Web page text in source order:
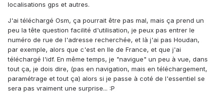
localisations gps et autres.
J'ai téléchargé Osm, ça pourrait être pas mal, mais ça prend un
peu la tête question facilité d'utilisation, je peux pas entrer le
numéro de rue de l'adresse recherchée, et là j'ai pas Houdan,
par exemple, alors que c'est en Ile de France, et que j'ai
téléchargé l'idf. En même temps, je "navigue" un peu à vue, dans
tout ça, je dois dire, (pas en navigation, mais en téléchargement,
paramétrage et tout ça) alors si je passe à coté de l'essentiel se
sera pas vraiment une surprise... :P